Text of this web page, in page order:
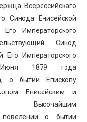
Всероссийскаго
Синода Енисейской
Императорского
Синод
Его Императорского
1879 года
о бытии Епископу
Енисейским и
Высочайшим
повелении о бытии